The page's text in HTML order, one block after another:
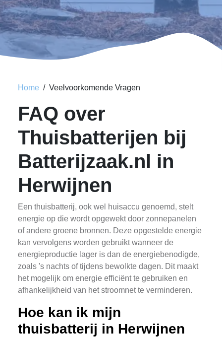
Home Veelvoorkomende Vragen
FAQ over
Thuisbatterijen bij
Batterijzaak.nl in
Herwijnen
Een thuisbatterij, ook wel huisaccu genoemd, stelt
energie op die wordt opgewekt door zonnepanelen
of andere groene bronnen. Deze opgestelde energie
kan vervolgens worden gebruikt wanneer de
energieproductie lager is dan de energiebenodigde,
zoals 's nachts of tijdens bewolkte dagen. Dit maakt
het mogelijk om energie efficiënt te gebruiken en
afhankelijkheid van het stroomnet te verminderen.
Hoe kan ik mijn
thuisbatterij in Herwijnen